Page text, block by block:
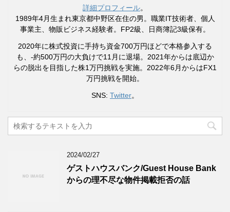
詳細プロフィール。
1989年4月生まれ東京都中野区在住の男。職業IT技術者、個人
事業主、物販ビジネス経験者。FP2級、日商簿記3級保有。
2020年に株式投資に手持ち資金700万円ほどで本格参入する
も、-約500万円の大負けで11月に退場。2021年からは底辺か
らの脱出を目指した株1万円挑戦を実施。2022年6月からはFX1
万円挑戦を開始。
SNS: Twitter。
2024/02/27
ゲストハウスバンク/Guest House Bank
からの理不尽な物件掲載拒否の話